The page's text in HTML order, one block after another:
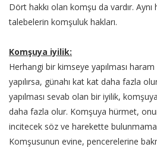
Dört hakkı olan komşu da vardır. Aynı
talebelerin komşuluk hakları.
Komşuya iyilik:
Herhangi bir kimseye yapılması
yapılırsa, günahı kat kat daha fazla
yapılması sevab olan bir iyilik,
daha fazla olur. Komşuya hürmet,
incitecek söz ve harekette
Komşusunun evine, pencerelerine